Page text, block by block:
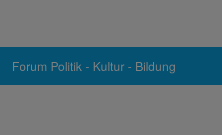
Forum Politik - Kultur - Bildung